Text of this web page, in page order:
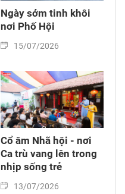
Ngày sớm tinh khôi
nơi Phố Hội
15/07/2026
Cổ âm Nhã hội - nơi
Ca trù vang lên trong
nhịp sống trẻ
13/07/2026